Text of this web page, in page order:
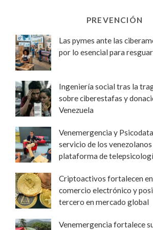
PREVENCIÓN
Las pymes ante las
por lo esencial para
Ingeniería social tras la
sobre ciberestafas y
Venezuela
Venemergencia y
servicio de los
plataforma de
Criptoactivos fortalecen en
comercio electrónico y
tercero en mercado global
Venemergencia fortalece